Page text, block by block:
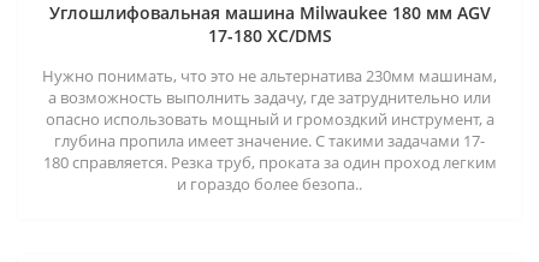
Углошлифовальная машина Milwaukee 180 мм AGV
17-180 XC/DMS
Нужно понимать, что это не альтернатива 230мм машинам,
а возможность выполнить задачу, где затруднительно или
опасно использовать мощный и громоздкий инструмент, а
глубина пропила имеет значение. С такими задачами 17-
180 справляется. Резка труб, проката за один проход легким
и гораздо более безопа..